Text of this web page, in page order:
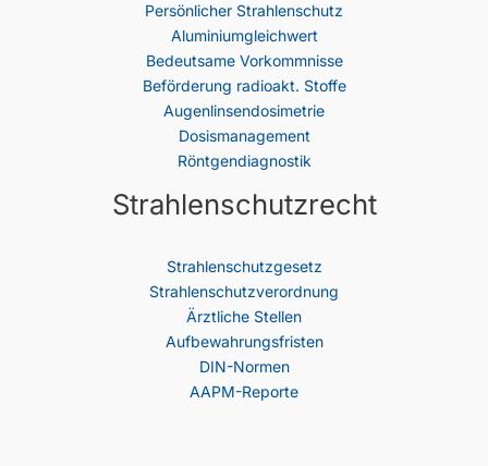
Persönlicher Strahlenschutz
Aluminiumgleichwert
Bedeutsame Vorkommnisse
Beförderung radioakt. Stoffe
Augenlinsendosimetrie
Dosismanagement
Röntgendiagnostik
Strahlenschutzrecht
Strahlenschutz­gesetz
Strahlenschutzverordnung
Ärztliche Stellen
Aufbewahrungsfristen
DIN-Normen
AAPM-Reporte